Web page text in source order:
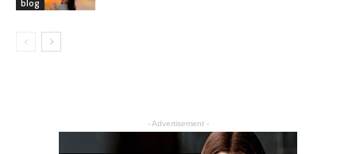
blog
- Advertisement -